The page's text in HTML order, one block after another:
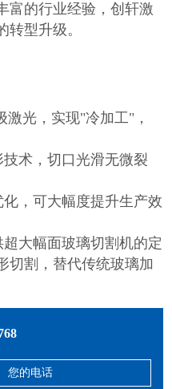
富的行业经验，创轩激
型升级。
光，实现"冷加工"，
术，切口光滑无微裂
，可大幅度提升生产效
大幅面玻璃切割机的定
切割，替代传统玻璃加